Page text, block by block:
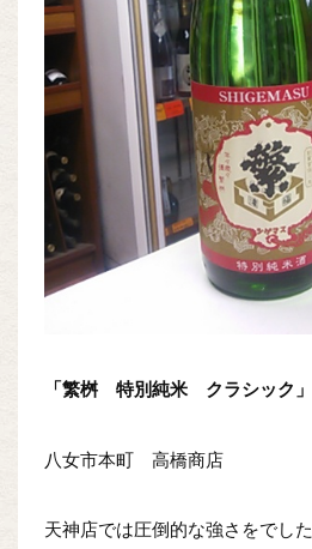
「繁桝 特別純米 クラシック」
八女市本町 高橋商店
天神店では圧倒的な強さをでした